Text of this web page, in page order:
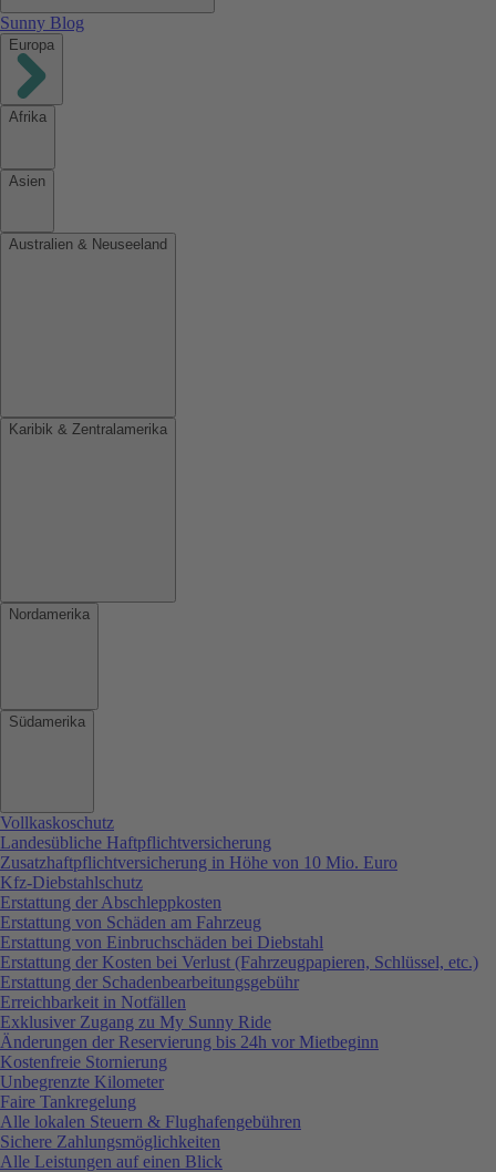
Sunny Blog
Europa
Afrika
Asien
Australien & Neuseeland
Karibik & Zentralamerika
Nordamerika
Südamerika
Vollkaskoschutz
Landesübliche Haftpflichtversicherung
Zusatzhaftpflichtversicherung in Höhe von 10 Mio. Euro
Kfz-Diebstahlschutz
Erstattung der Abschleppkosten
Erstattung von Schäden am Fahrzeug
Erstattung von Einbruchschäden bei Diebstahl
Erstattung der Kosten bei Verlust (Fahrzeugpapieren, Schlüssel, etc.)
Erstattung der Schadenbearbeitungsgebühr
Erreichbarkeit in Notfällen
Exklusiver Zugang zu My Sunny Ride
Änderungen der Reservierung bis 24h vor Mietbeginn
Kostenfreie Stornierung
Unbegrenzte Kilometer
Faire Tankregelung
Alle lokalen Steuern & Flughafengebühren
Sichere Zahlungsmöglichkeiten
Alle Leistungen auf einen Blick